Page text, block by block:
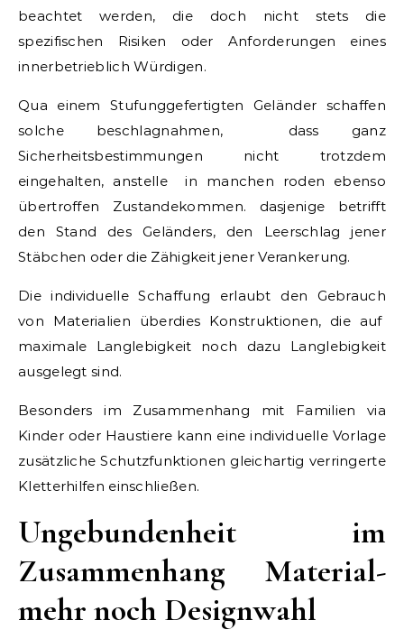
beachtet werden, die doch nicht stets die
spezifischen Risiken oder Anforderungen eines
innerbetrieblich Würdigen.
Qua einem Stufunggefertigten Geländer schaffen
solche beschlagnahmen, dass ganz
Sicherheitsbestimmungen nicht trotzdem
eingehalten, anstelle in manchen roden ebenso
übertroffen Zustandekommen. dasjenige betrifft
den Stand des Geländers, den Leerschlag jener
Stäbchen oder die Zähigkeit jener Verankerung.
Die individuelle Schaffung erlaubt den Gebrauch
von Materialien überdies Konstruktionen, die auf
maximale Langlebigkeit noch dazu Langlebigkeit
ausgelegt sind.
Besonders im Zusammenhang mit Familien via
Kinder oder Haustiere kann eine individuelle Vorlage
zusätzliche Schutzfunktionen gleichartig verringerte
Kletterhilfen einschließen.
Ungebundenheit im
Zusammenhang Material-
mehr noch Designwahl